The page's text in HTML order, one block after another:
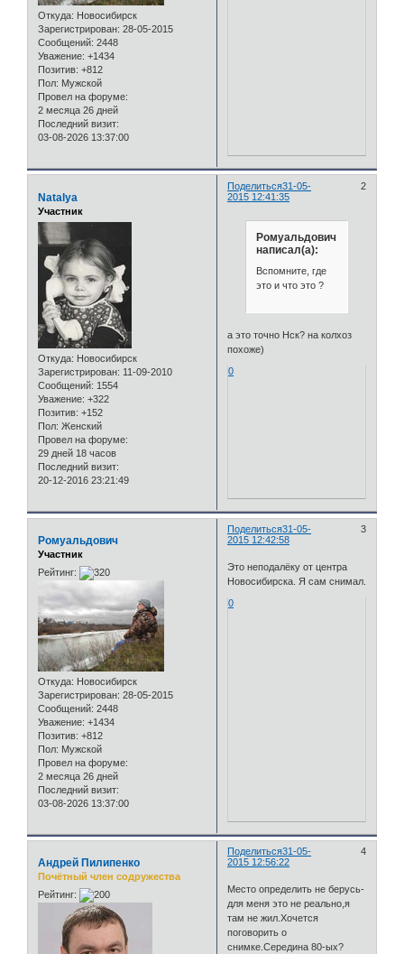
Откуда: Новосибирск
Зарегистрирован: 28-05-2015
Сообщений: 2448
Уважение: +1434
Позитив: +812
Пол: Мужской
Провел на форуме:
2 месяца 26 дней
Последний визит:
03-08-2026 13:37:00
Поделиться 2
31-05-
2015 12:41:35
Natalya
Участник
Откуда: Новосибирск
Зарегистрирован: 11-09-2010
Сообщений: 1554
Уважение: +322
Позитив: +152
Пол: Женский
Провел на форуме:
29 дней 18 часов
Последний визит:
20-12-2016 23:21:49
Ромуальдович
написал(а):
Вспомните, где
это и что это ?
а это точно Нск? на колхоз
похоже)
0
Поделиться 3
31-05-
2015 12:42:58
Ромуальдович
Участник
Рейтинг:
Откуда: Новосибирск
Зарегистрирован: 28-05-2015
Сообщений: 2448
Уважение: +1434
Позитив: +812
Пол: Мужской
Провел на форуме:
2 месяца 26 дней
Последний визит:
03-08-2026 13:37:00
Это неподалёку от центра
Новосибирска. Я сам снимал.
0
Поделиться 4
31-05-
2015 12:56:22
Андрей Пилипенко
Почётный член содружества
Рейтинг:
Место определить не берусь-
для меня это не реально,я
там не жил.Хочется
поговорить о
снимке.Середина 80-ых?